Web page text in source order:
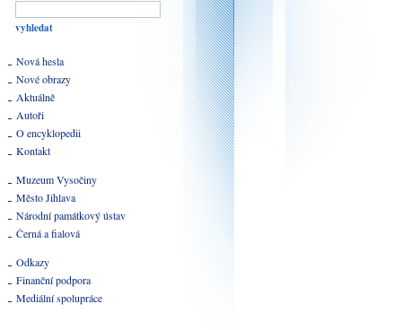
Nová hesla
Nové obrazy
Aktuálně
Autoři
O encyklopedii
Kontakt
Muzeum Vysočiny
Město Jihlava
Národní památkový ústav
Černá a fialová
Odkazy
Finanční podpora
Mediální spolupráce